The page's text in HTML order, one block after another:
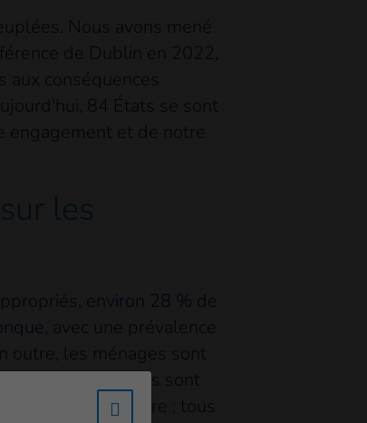
Nous avons mené
de Dublin en 2022,
conséquences
84 États se sont
engagement et de notre
les
environ 28 % de
, avec une prévalence
outre, les ménages sont
personnes sont
par la guerre ; tous